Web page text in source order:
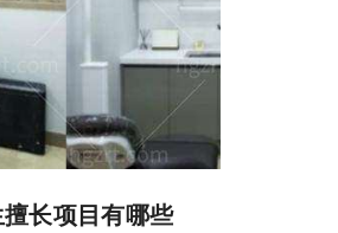
长项目有哪些